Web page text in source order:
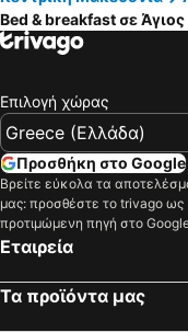
Bed & breakfast σε
Επιλογή χώρας
Προσθήκη στο Google
Βρείτε εύκολα τα
μας: προσθέστε το trivago ως
προτιμώμενη πηγή στο
Εταιρεία
Τα προϊόντα μας